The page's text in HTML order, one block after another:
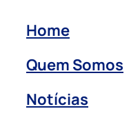
Home
Quem Somos
Notícias